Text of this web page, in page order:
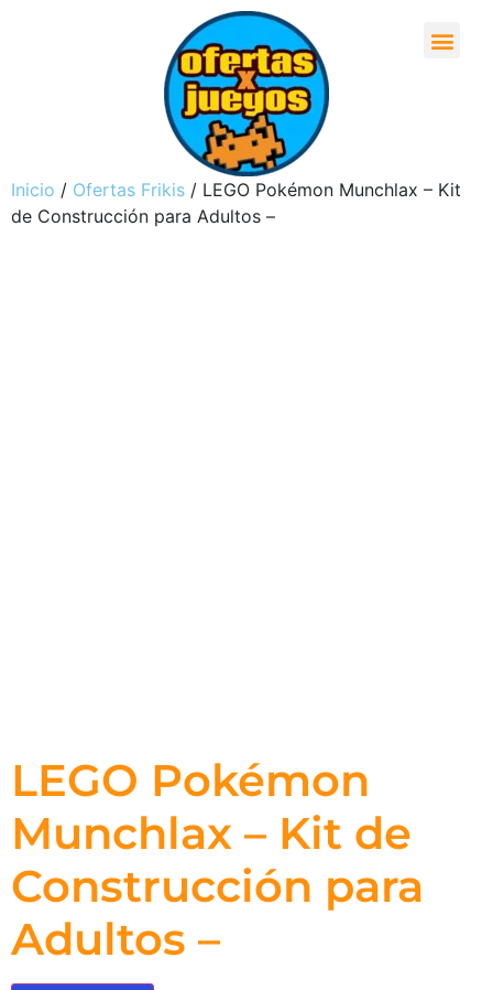
Inicio / Ofertas Frikis / LEGO Pokémon Munchlax – Kit
de Construcción para Adultos –
LEGO Pokémon
Munchlax – Kit de
Construcción para
Adultos –